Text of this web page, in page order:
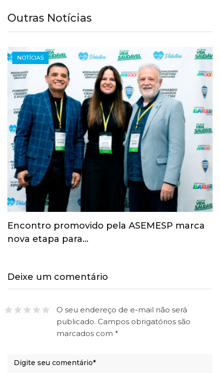
Outras Notícias
NOTÍCIAS
Esporte ganha espaço na agenda
econômica e mobiliza…
Deixe um comentário
O seu endereço de e-mail não será
publicado. Campos obrigatórios são
marcados com *